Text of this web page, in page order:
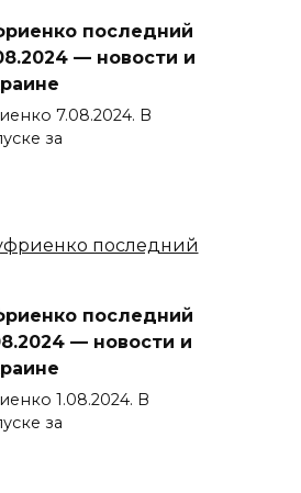
последний
— новости и
7.08.2024. В
за
последний
— новости и
1.08.2024. В
за